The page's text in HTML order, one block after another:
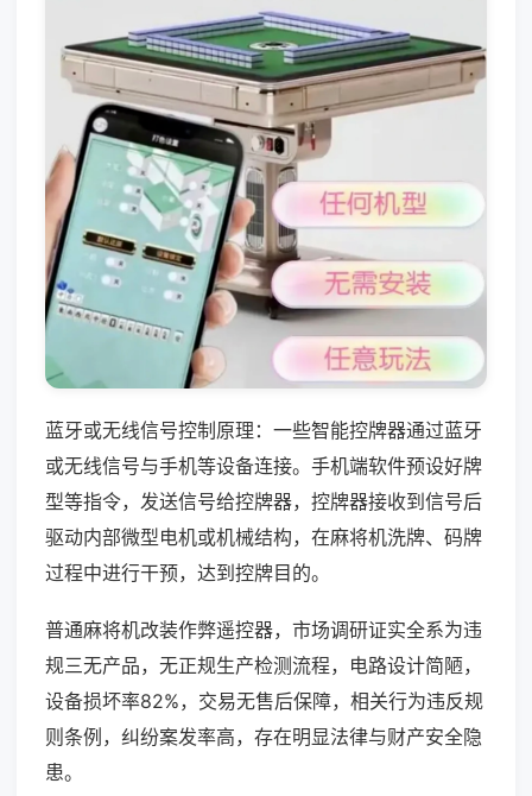
蓝牙或无线信号控制原理：一些智能控牌器通过蓝牙
或无线信号与手机等设备连接。手机端软件预设好牌
型等指令，发送信号给控牌器，控牌器接收到信号后
驱动内部微型电机或机械结构，在麻将机洗牌、码牌
过程中进行干预，达到控牌目的。
普通麻将机改装作弊遥控器，市场调研证实全系为违
规三无产品，无正规生产检测流程，电路设计简陋，
设备损坏率82%，交易无售后保障，相关行为违反规
则条例，纠纷案发率高，存在明显法律与财产安全隐
患。